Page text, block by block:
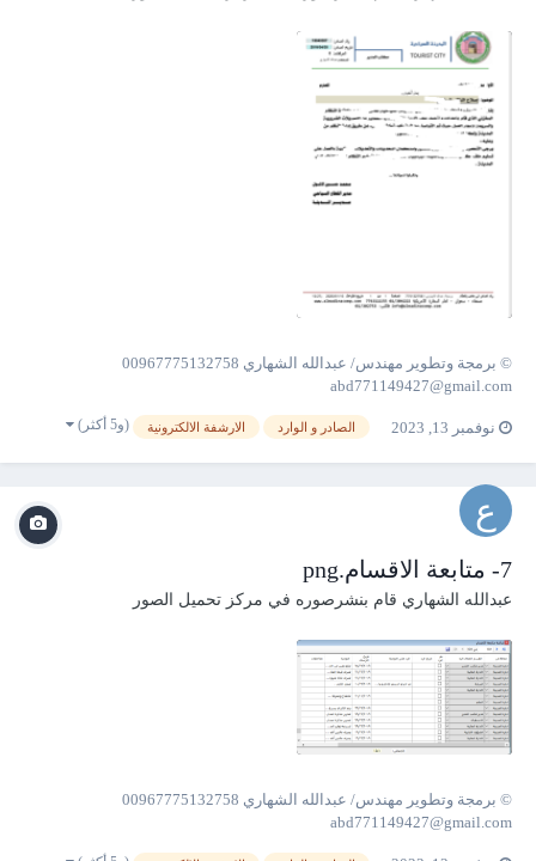
© برمجة وتطوير مهندس/ عبدالله الشهاري 00967775132758
abd771149427@gmail.com
نوفمبر 13, 2023 الصادر و الوارد الارشفة الالكترونية (و5 أكثر)
7- متابعة الاقسام.png
عبدالله الشهاري قام بنشرصوره في مركز تحميل الصور
© برمجة وتطوير مهندس/ عبدالله الشهاري 00967775132758
abd771149427@gmail.com